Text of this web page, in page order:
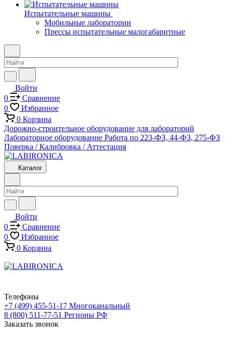
Испытательные машины
Мобильные лаборатории
Прессы испытательные малогабаритные
Войти
0
Сравнение
0
Избранное
0 Корзина
Дорожно-строительное оборудование для лабораторий
Лабораторное оборудование Работа по 223-ФЗ, 44-ФЗ, 275-ФЗ
Поверка / Калибровка / Аттестация
Каталог
Войти
0
Сравнение
0
Избранное
0 Корзина
Телефоны
+7 (499) 455-51-17 Многоканальный
8 (800) 511-77-51 Регионы РФ
Заказать звонок